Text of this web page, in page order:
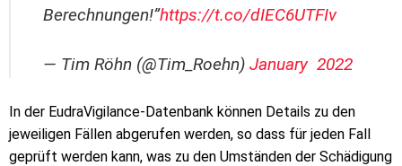
Berechnungen!”https://t.co/dIEC6UTFIv
— Tim Röhn (@Tim_Roehn) January 2022
In der EudraVigilance-Datenbank können Details zu den
jeweiligen Fällen abgerufen werden, so dass für jeden Fall
geprüft werden kann, was zu den Umständen der Schädigung